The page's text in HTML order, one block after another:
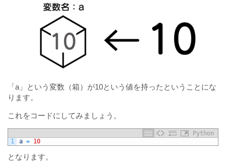
「a」という変数（箱）が10という値を持ったということにな
ります。
これをコードにしてみましょう。
Python
1
a = 10
となります。